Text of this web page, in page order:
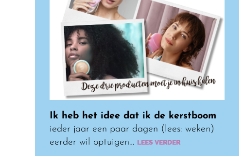
Ik heb het idee dat ik de kerstboom
ieder jaar een paar dagen (lees: weken)
eerder wil optuigen… LEES VERDER